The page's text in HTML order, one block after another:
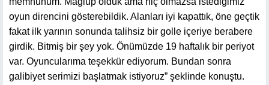
oyun direncini gösterebildik. Alanları iyi kapattık, öne geçtik
fakat ilk yarının sonunda talihsiz bir golle içeriye berabere
girdik. Bitmiş bir şey yok. Önümüzde 19 haftalık bir periyot
var. Oyuncularıma teşekkür ediyorum. Bundan sonra
galibiyet serimizi başlatmak istiyoruz” şeklinde konuştu.